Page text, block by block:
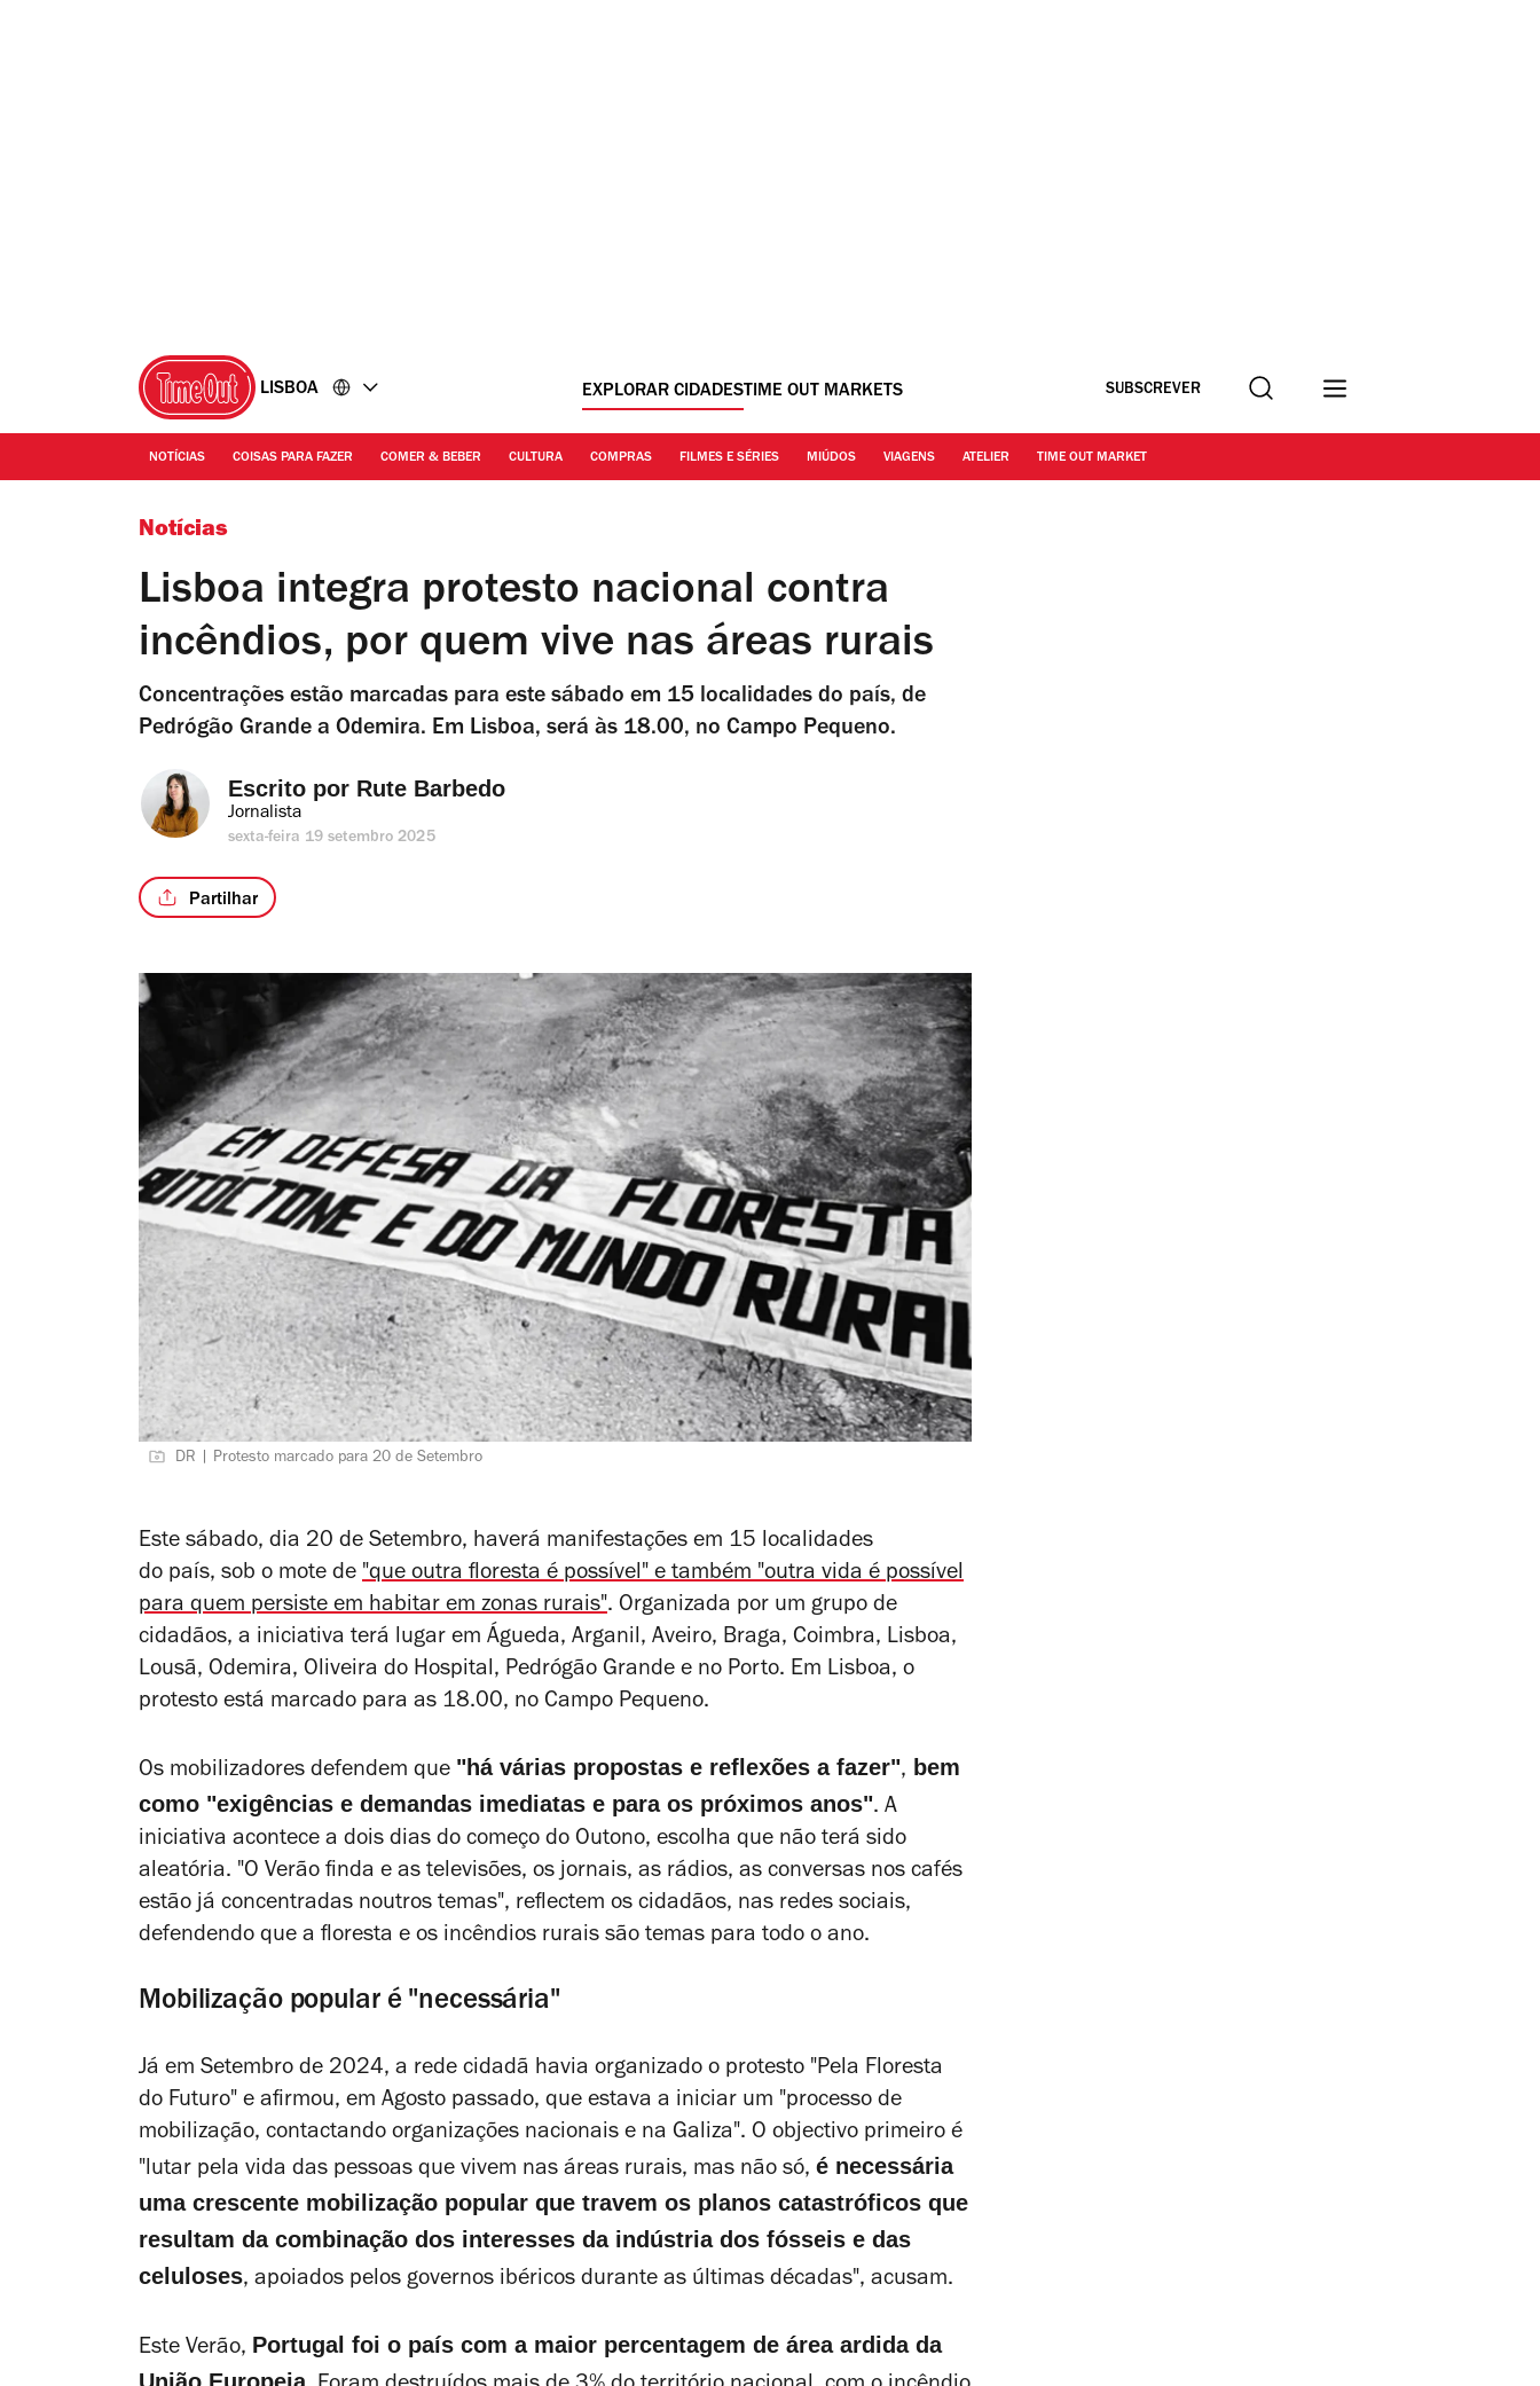
LISBOA EXPLORAR CIDADESTIME OUT MARKETS SUBSCREVER Procurar
NOTÍCIAS COISAS PARA FAZER COMER & BEBER CULTURA COMPRAS FILMES E SÉRIES MIÚDOS VIAGENS ATELIER TIME OUT MARKET
Notícias
Lisboa integra protesto nacional contra
incêndios, por quem vive nas áreas rurais
Concentrações estão marcadas para este sábado em 15 localidades do país, de
Pedrógão Grande a Odemira. Em Lisboa, será às 18.00, no Campo Pequeno.
Escrito por Rute Barbedo
Jornalista
sexta-feira 19 setembro 2025
Partilhar
DR | Protesto marcado para 20 de Setembro
Este sábado, dia 20 de Setembro, haverá manifestações em 15 localidades
do país, sob o mote de "que outra floresta é possível" e também "outra vida é possível
para quem persiste em habitar em zonas rurais". Organizada por um grupo de
cidadãos, a iniciativa terá lugar em Águeda, Arganil, Aveiro, Braga, Coimbra, Lisboa,
Lousã, Odemira, Oliveira do Hospital, Pedrógão Grande e no Porto. Em Lisboa, o
protesto está marcado para as 18.00, no Campo Pequeno.
Os mobilizadores defendem que "há várias propostas e reflexões a fazer", bem
como "exigências e demandas imediatas e para os próximos anos". A
iniciativa acontece a dois dias do começo do Outono, escolha que não terá sido
aleatória. "O Verão finda e as televisões, os jornais, as rádios, as conversas nos cafés
estão já concentradas noutros temas", reflectem os cidadãos, nas redes sociais,
defendendo que a floresta e os incêndios rurais são temas para todo o ano.
Mobilização popular é "necessária"
Já em Setembro de 2024, a rede cidadã havia organizado o protesto "Pela Floresta
do Futuro" e afirmou, em Agosto passado, que estava a iniciar um "processo de
mobilização, contactando organizações nacionais e na Galiza". O objectivo primeiro é
"lutar pela vida das pessoas que vivem nas áreas rurais, mas não só, é necessária
uma crescente mobilização popular que travem os planos catastróficos que
resultam da combinação dos interesses da indústria dos fósseis e das
celuloses, apoiados pelos governos ibéricos durante as últimas décadas", acusam.
Este Verão, Portugal foi o país com a maior percentagem de área ardida da